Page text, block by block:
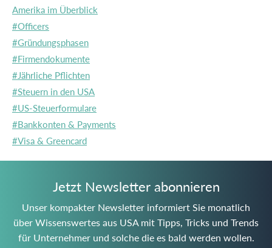
Amerika im Überblick
#Officers
#Gründungsphasen
#Firmendokumente
#Jährliche Pflichten
#Steuern in den USA
#US-Steuerformulare
#Bankkonten & Payments
#Visa & Greencard
Jetzt Newsletter abonnieren
Unser kompakter Newsletter informiert Sie monatlich
über Wissenswertes aus USA mit Tipps, Tricks und Trends
für Unternehmer und solche die es bald werden wollen.